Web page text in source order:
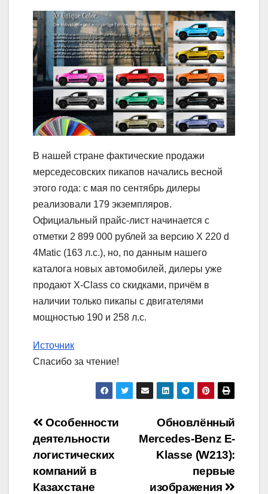
В нашей стране фактические продажи
мерседесовских пикапов начались весной
этого года: с мая по сентябрь дилеры
реализовали 179 экземпляров.
Официальный прайс-лист начинается с
отметки 2 899 000 рублей за версию X 220 d
4Matic (163 л.с.), но, по данным нашего
каталога новых автомобилей, дилеры уже
продают X-Class со скидками, причём в
наличии только пикапы с двигателями
мощностью 190 и 258 л.с.
Источник
Спасибо за чтение!
Навигация
по
записям
Обновлённый
Mercedes-Benz E-
Klasse (W213):
первые
изображения
Особенности
деятельности
логистических
компаний в
Казахстане